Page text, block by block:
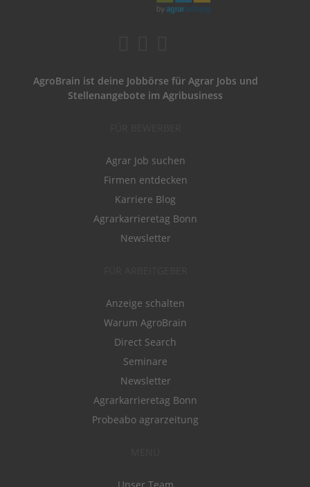
AgroBrain ist deine Jobbörse für Agrar Jobs und
Stellenangebote im Agribusiness
Agrar Job suchen
Firmen entdecken
Karriere Blog
Agrarkarrieretag Bonn
Newsletter
Anzeige schalten
Warum AgroBrain
Direct Search
Seminare
Newsletter
Agrarkarrieretag Bonn
Probeabo agrarzeitung